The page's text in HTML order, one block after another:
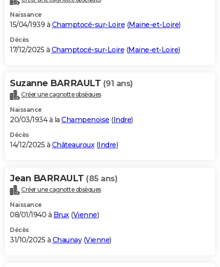
Naissance
15/04/1939 à Champtocé-sur-Loire (Maine-et-Loire)
Décès
17/12/2025 à Champtocé-sur-Loire (Maine-et-Loire)
Suzanne BARRAULT (91 ans)
Créer une cagnotte obsèques
Naissance
20/03/1934 à la Champenoise (Indre)
Décès
14/12/2025 à Châteauroux(Indre)
Jean BARRAULT (85 ans)
Créer une cagnotte obsèques
Naissance
08/01/1940 à Brux(Vienne)
Décès
31/10/2025 à Chaunay(Vienne)